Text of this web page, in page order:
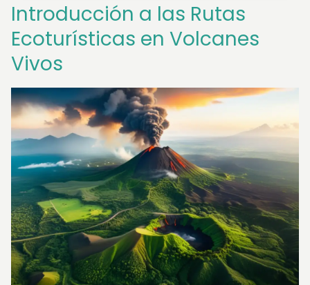
Introducción a las Rutas
Ecoturísticas en Volcanes
Vivos